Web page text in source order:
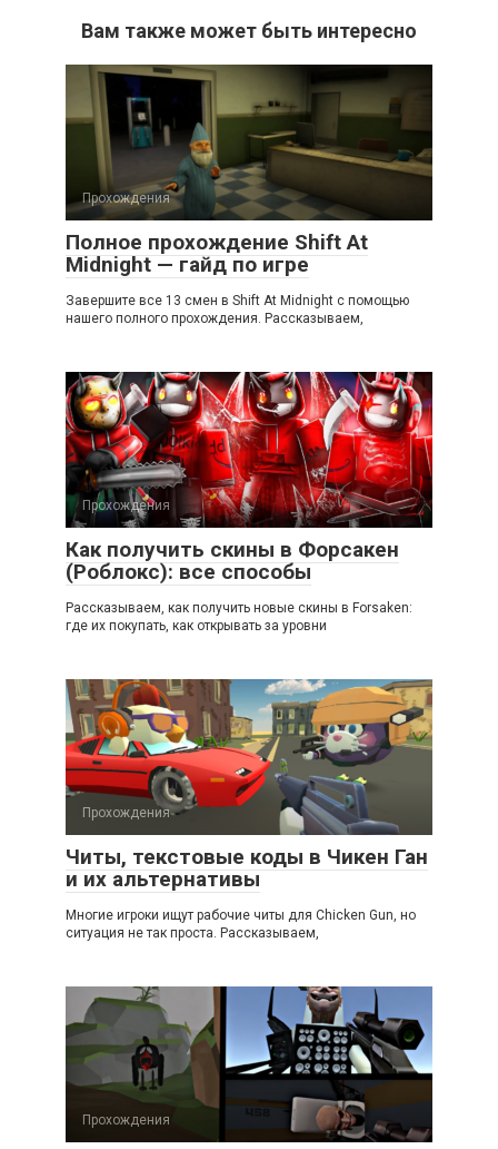
Вам также может быть интересно
Прохождения
Полное прохождение Shift At
Midnight — гайд по игре
Завершите все 13 смен в Shift At Midnight с помощью
нашего полного прохождения. Рассказываем,
Прохождения
Как получить скины в Форсакен
(Роблокс): все способы
Рассказываем, как получить новые скины в Forsaken:
где их покупать, как открывать за уровни
Прохождения
Читы, текстовые коды в Чикен Ган
и их альтернативы
Многие игроки ищут рабочие читы для Chicken Gun, но
ситуация не так проста. Рассказываем,
Прохождения